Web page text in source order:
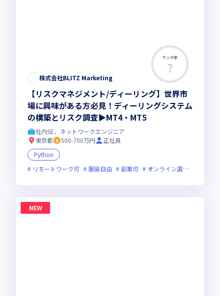
マッチ率
株式会社BLITZ Marketing
【リスクマネジメント/ディーリング】世界市
場に興味がある方必見！ディーリングシステム
の構築とリスク調査▶MT4・MT5
社内SE、ネットワークエンジニア
東京都
500-700万円
正社員
Python
リモートワーク可
服装自由 副業可 オンライン選考可
NEW